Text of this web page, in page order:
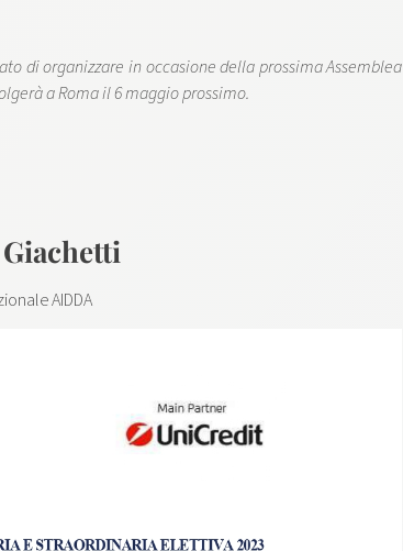
di organizzare in occasione della prossima Assemblea
a Roma il 6 maggio prossimo.
AIDDA